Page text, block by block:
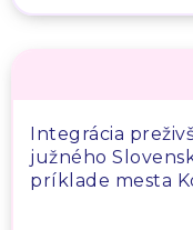
Integrácia
južného
príklade mesta